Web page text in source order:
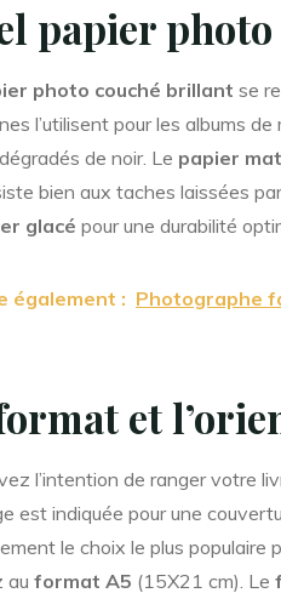
papier photo
photo couché brillant se
l’utilisent pour les albums
de noir. Le papier mat
bien aux taches laissées
glacé pour une durabilité
également : Photographe
et
l’intention de ranger votre
est indiquée pour une
le choix le plus populaire
au format A5 (15X21 cm). Le